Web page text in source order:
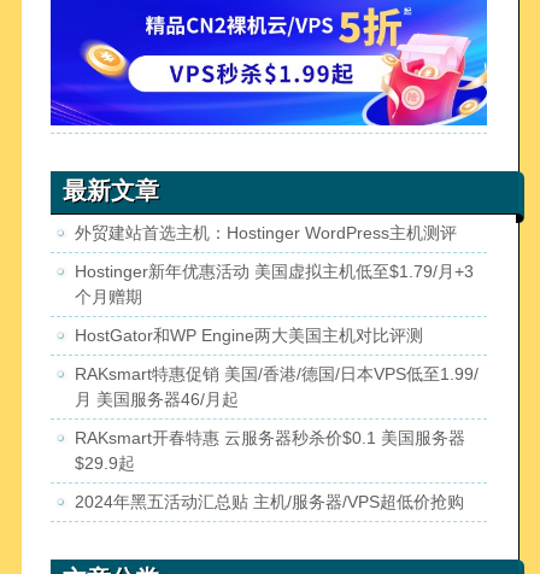
最新文章
外贸建站首选主机：Hostinger WordPress主机测评
Hostinger新年优惠活动 美国虚拟主机低至$1.79/月+3
个月赠期
HostGator和WP Engine两大美国主机对比评测
RAKsmart特惠促销 美国/香港/德国/日本VPS低至1.99/
月 美国服务器46/月起
RAKsmart开春特惠 云服务器秒杀价$0.1 美国服务器
$29.9起
2024年黑五活动汇总贴 主机/服务器/VPS超低价抢购